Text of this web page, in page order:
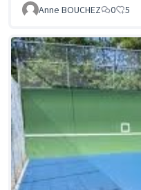
Anne BOUCHEZ 0 5